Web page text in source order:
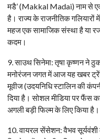
मडै’ (Makkal Madai) नाम से
है। राज्य के राजनीतिक गलियारों
महज एक सामाजिक संस्था है या
कदम।
​9. साउथ सिनेमा: तृषा कृष्णन ने
मनोरंजन जगत में आज यह खबर
मूवीज (उदयनिधि स्टालिन की
दिया है। सोशल मीडिया पर फैंस
अगली बड़ी फिल्म के लिए किया है।
​10. वायरल सेंसेशन: वैभव सूर्यवंशी